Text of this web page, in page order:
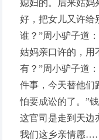
媳妇的。后来姑妈
好，把女儿又许给
谁？”周小驴子道
姑妈亲口许的，用
有？”周小驴子道
件事，今天替他们
怕要成讼的了。”
这官司是走到天边
我们这乡亲情愿